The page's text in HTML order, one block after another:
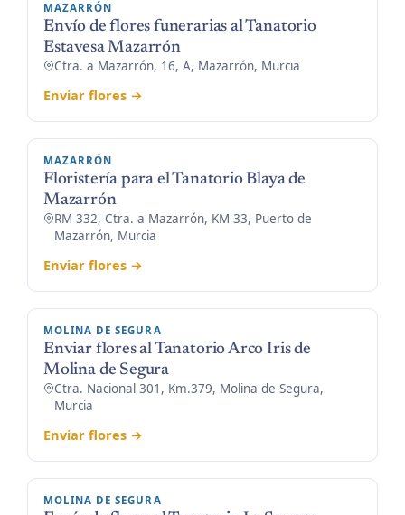
MAZARRÓN
Envío de flores funerarias al Tanatorio
Estavesa Mazarrón
Ctra. a Mazarrón, 16, A, Mazarrón, Murcia
Enviar flores →
MAZARRÓN
Floristería para el Tanatorio Blaya de
Mazarrón
RM 332, Ctra. a Mazarrón, KM 33, Puerto de
Mazarrón, Murcia
Enviar flores →
MOLINA DE SEGURA
Enviar flores al Tanatorio Arco Iris de
Molina de Segura
Ctra. Nacional 301, Km.379, Molina de Segura,
Murcia
Enviar flores →
MOLINA DE SEGURA